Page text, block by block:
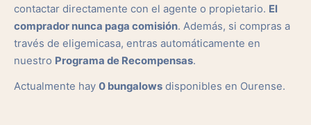
contactar directamente con el agente o propietario. El
comprador nunca paga comisión. Además, si compras a
través de eligemicasa, entras automáticamente en
nuestro Programa de Recompensas.
Actualmente hay 0 bungalows disponibles en Ourense.